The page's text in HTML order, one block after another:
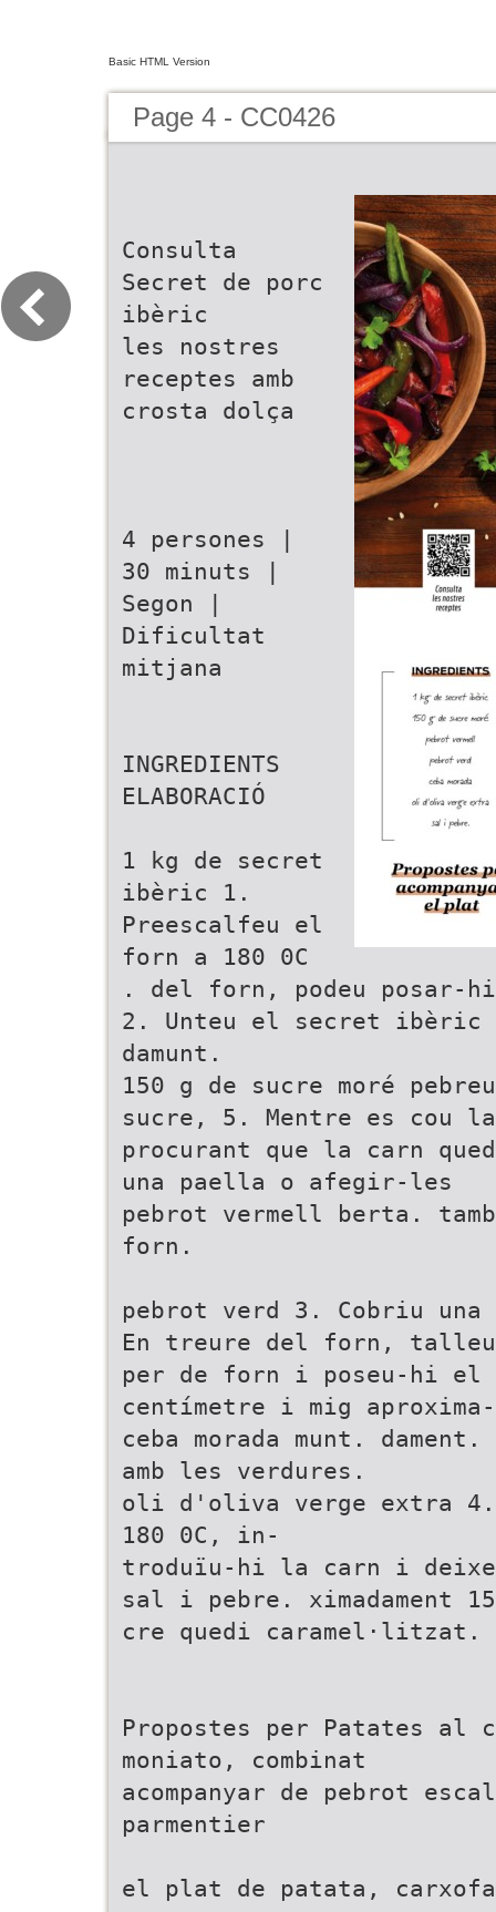
Basic HTML Version
Page 4 - CC0426
Consulta
Secret de porc
ibèric
les nostres
receptes amb
crosta dolça
4 persones |
30 minuts |
Segon |
Dificultat
mitjana
INGREDIENTS
ELABORACIÓ
1 kg de secret
ibèric 1.
Preescalfeu el
forn a 180 0C
. del forn, podeu posar-
2. Unteu el secret ibèric
damunt.
150 g de sucre moré
sucre, 5. Mentre es cou
procurant que la carn
una paella o afegir-les
pebrot vermell berta.
forn.
pebrot verd 3. Cobriu
En treure del forn,
per de forn i poseu-hi
centímetre i mig aproxima-
ceba morada munt.
amb les verdures.
oli d'oliva verge extra
180 0C, in-
troduïu-hi la carn i
sal i pebre. ximadament
cre quedi caramel·litzat.
Propostes per Patates al
moniato, combinat
acompanyar de pebrot
parmentier
el plat de patata,